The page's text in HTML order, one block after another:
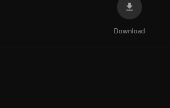
Download